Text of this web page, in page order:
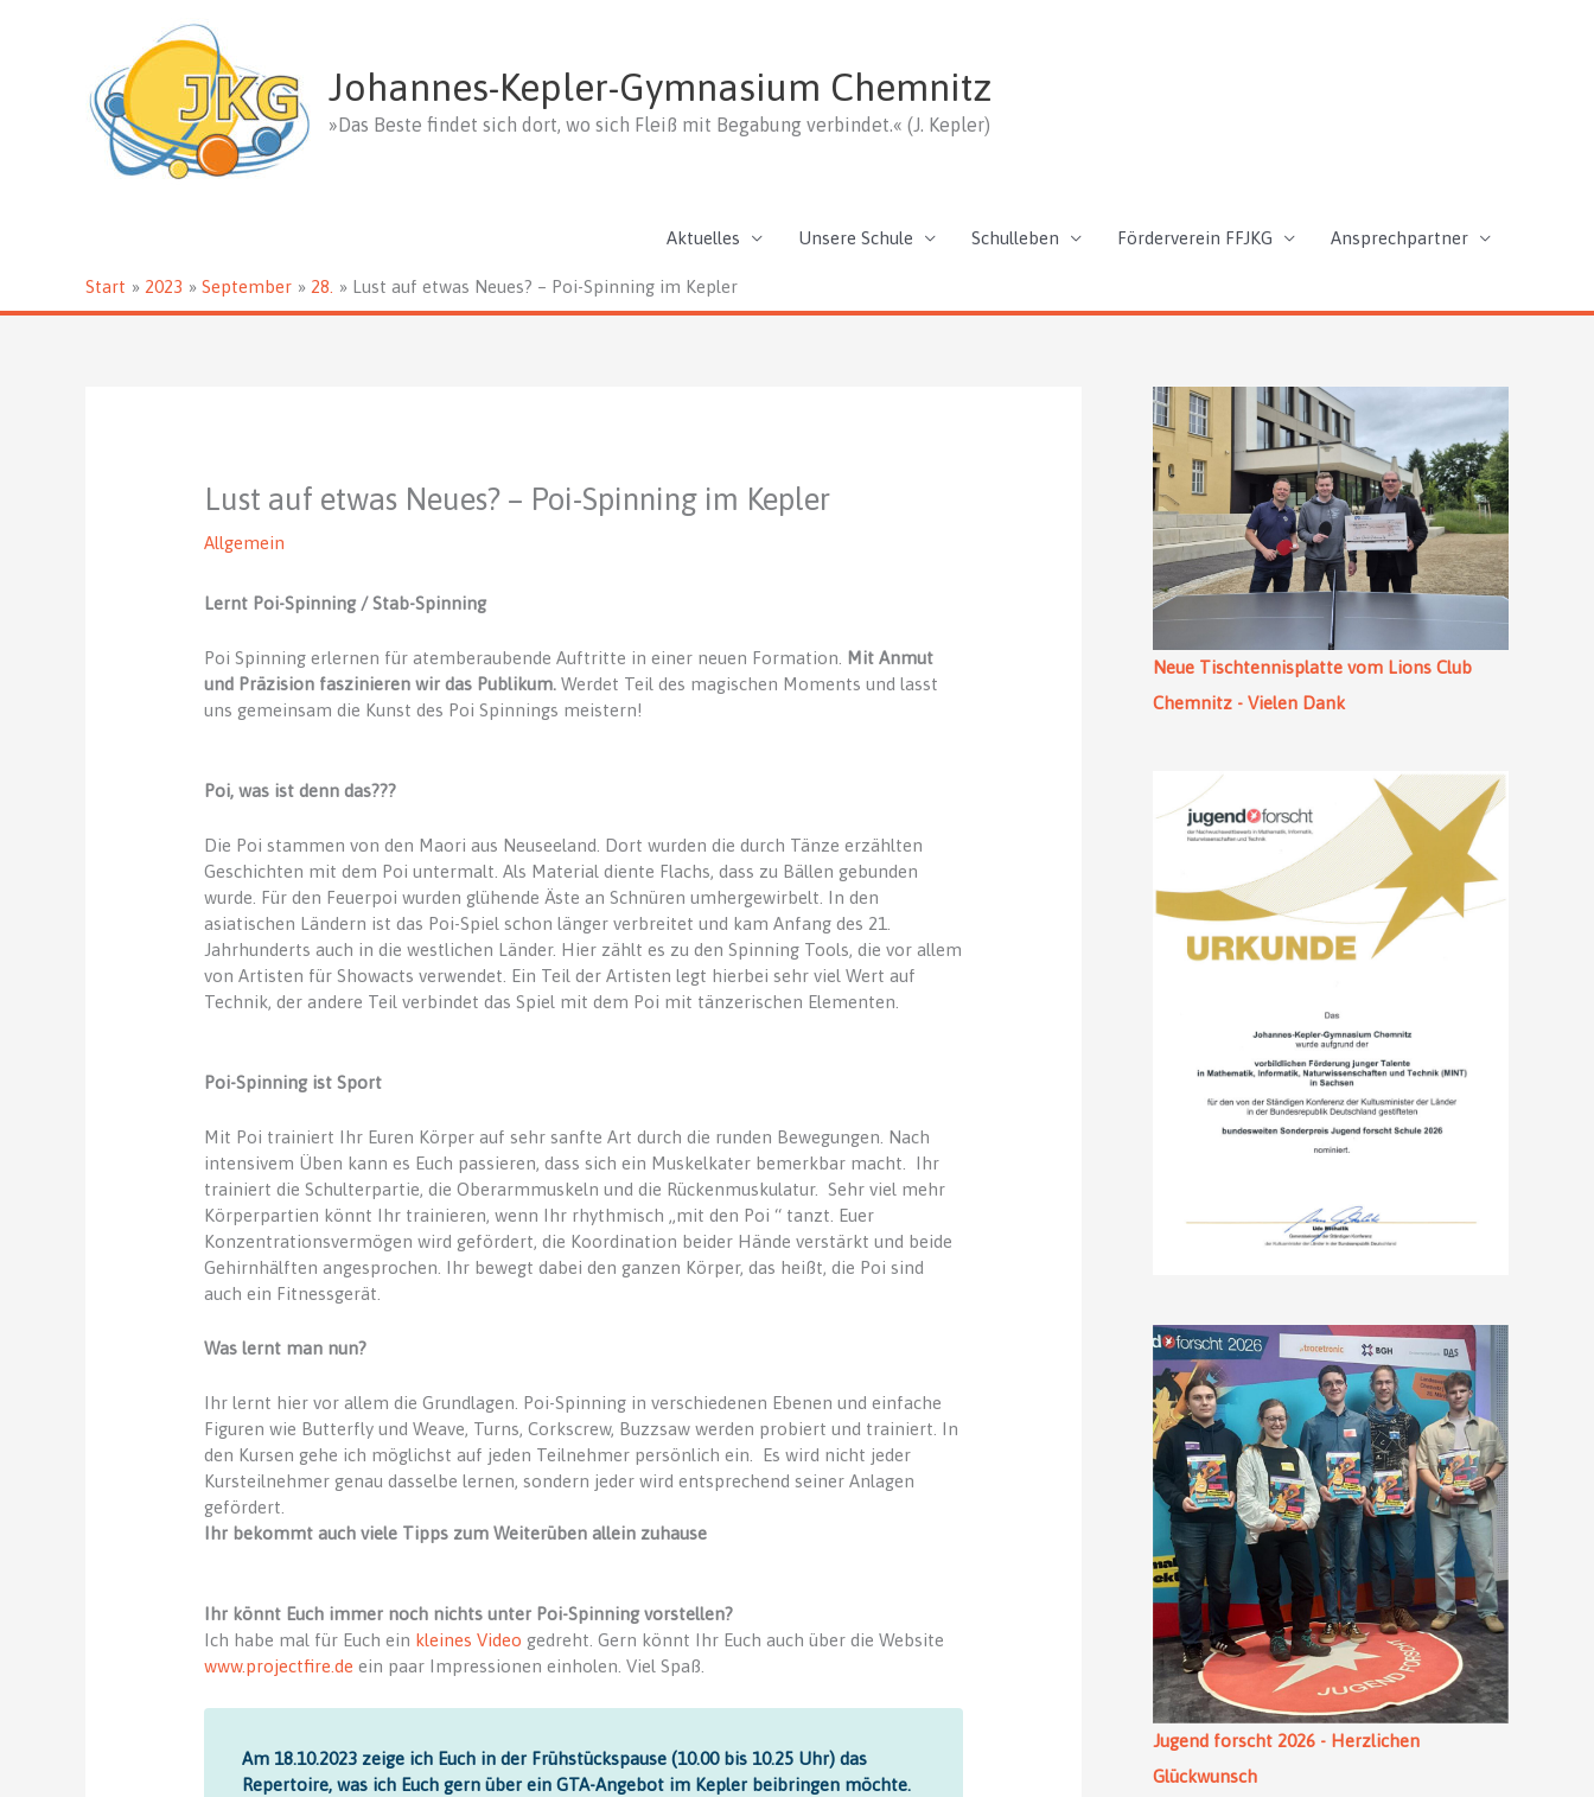
Johannes-Kepler-Gymnasium Chemnitz
»Das Beste findet sich dort, wo sich Fleiß mit Begabung verbindet.« (J. Kepler)
Aktuelles Unsere Schule Schulleben Förderverein FFJKG Ansprechpartner
Start 2023 September 28. Lust auf etwas Neues? – Poi-Spinning im Kepler
Lust auf etwas Neues? – Poi-Spinning im Kepler
Allgemein
Lernt Poi-Spinning / Stab-Spinning
Poi Spinning erlernen für atemberaubende Auftritte in einer neuen Formation. Mit Anmut
und Präzision faszinieren wir das Publikum. Werdet Teil des magischen Moments und lasst
uns gemeinsam die Kunst des Poi Spinnings meistern!
Poi, was ist denn das???
Die Poi stammen von den Maori aus Neuseeland. Dort wurden die durch Tänze erzählten
Geschichten mit dem Poi untermalt. Als Material diente Flachs, dass zu Bällen gebunden
wurde. Für den Feuerpoi wurden glühende Äste an Schnüren umhergewirbelt. In den
asiatischen Ländern ist das Poi-Spiel schon länger verbreitet und kam Anfang des 21.
Jahrhunderts auch in die westlichen Länder. Hier zählt es zu den Spinning Tools, die vor allem
von Artisten für Showacts verwendet. Ein Teil der Artisten legt hierbei sehr viel Wert auf
Technik, der andere Teil verbindet das Spiel mit dem Poi mit tänzerischen Elementen.
Poi-Spinning ist Sport
Mit Poi trainiert Ihr Euren Körper auf sehr sanfte Art durch die runden Bewegungen. Nach
intensivem Üben kann es Euch passieren, dass sich ein Muskelkater bemerkbar macht. Ihr
trainiert die Schulterpartie, die Oberarmmuskeln und die Rückenmuskulatur. Sehr viel mehr
Körperpartien könnt Ihr trainieren, wenn Ihr rhythmisch „mit den Poi “ tanzt. Euer
Konzentrationsvermögen wird gefördert, die Koordination beider Hände verstärkt und beide
Gehirnhälften angesprochen. Ihr bewegt dabei den ganzen Körper, das heißt, die Poi sind
auch ein Fitnessgerät.
Was lernt man nun?
Ihr lernt hier vor allem die Grundlagen. Poi-Spinning in verschiedenen Ebenen und einfache
Figuren wie Butterfly und Weave, Turns, Corkscrew, Buzzsaw werden probiert und trainiert. In
den Kursen gehe ich möglichst auf jeden Teilnehmer persönlich ein. Es wird nicht jeder
Kursteilnehmer genau dasselbe lernen, sondern jeder wird entsprechend seiner Anlagen
gefördert.
Ihr bekommt auch viele Tipps zum Weiterüben allein zuhause
Ihr könnt Euch immer noch nichts unter Poi-Spinning vorstellen?
Ich habe mal für Euch ein kleines Video gedreht. Gern könnt Ihr Euch auch über die Website
www.projectfire.de ein paar Impressionen einholen. Viel Spaß.
Am 18.10.2023 zeige ich Euch in der Frühstückspause (10.00 bis 10.25 Uhr) das
Repertoire, was ich Euch gern über ein GTA-Angebot im Kepler beibringen möchte.
Neue Tischtennisplatte vom Lions Club
Chemnitz - Vielen Dank
Jugend forscht 2026 - Herzlichen
Glückwunsch